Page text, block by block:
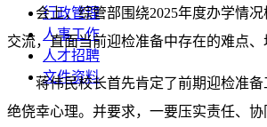
行政管理
人事工作
人才招聘
文件资料
会上，综管部围绕2025年度办学情
交流，直面当前迎检准备中存在的难点
蒋伟民校长首先肯定了前期迎检准
绝侥幸心理。并要求，一要压实责任、